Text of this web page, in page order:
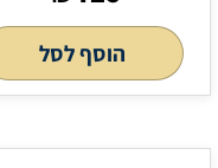
הוסף לסל